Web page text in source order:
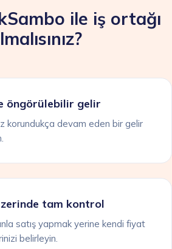
ile iş ortağı
öngörülebilir gelir
korundukça devam eden bir gelir
tam kontrol
satış yapmak yerine kendi fiyat
belirleyin.